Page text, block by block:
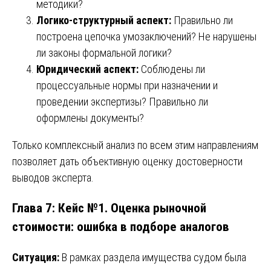
методики?
Логико-структурный аспект: Правильно ли
построена цепочка умозаключений? Не нарушены
ли законы формальной логики?
Юридический аспект: Соблюдены ли
процессуальные нормы при назначении и
проведении экспертизы? Правильно ли
оформлены документы?
Только комплексный анализ по всем этим направлениям
позволяет дать объективную оценку достоверности
выводов эксперта.
Глава 7: Кейс №1. Оценка рыночной
стоимости: ошибка в подборе аналогов
Ситуация: В рамках раздела имущества судом была